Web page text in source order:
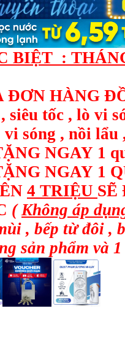
BIỆT :
HÀNG
siêu tốc , lò vi
vi sóng , nồi
NGAY 1
NGAY 1
4 TRIỆU SẼ
(Không áp
, bếp từ đôi ,
sản phẩm và